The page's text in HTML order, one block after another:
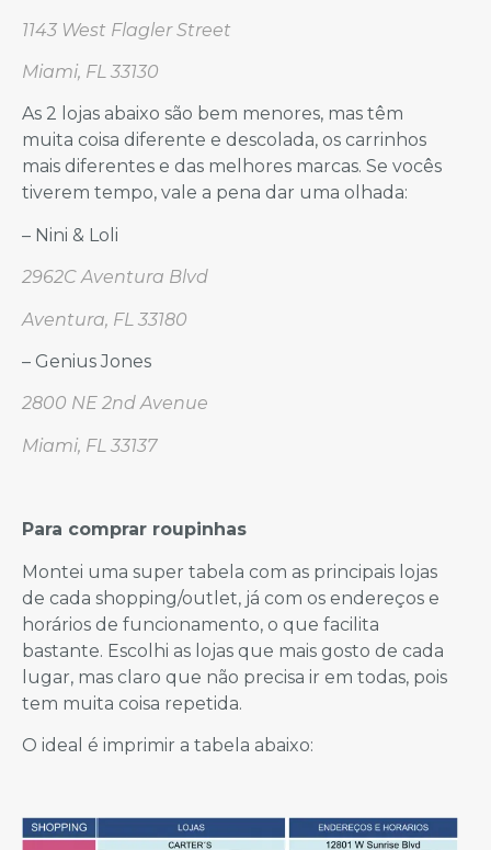
1143 West Flagler Street
Miami, FL 33130
As 2 lojas abaixo são bem menores, mas têm
muita coisa diferente e descolada, os carrinhos
mais diferentes e das melhores marcas. Se vocês
tiverem tempo, vale a pena dar uma olhada:
– Nini & Loli
2962C Aventura Blvd
Aventura, FL 33180
– Genius Jones
2800 NE 2nd Avenue
Miami, FL 33137
Para comprar roupinhas
Montei uma super tabela com as principais lojas
de cada shopping/outlet, já com os endereços e
horários de funcionamento, o que facilita
bastante. Escolhi as lojas que mais gosto de cada
lugar, mas claro que não precisa ir em todas, pois
tem muita coisa repetida.
O ideal é imprimir a tabela abaixo: